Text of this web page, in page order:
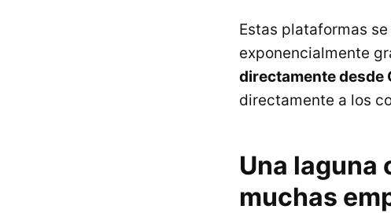
Estas plataformas
exponencialmente
directamente desde
directamente a los
Una laguna
muchas